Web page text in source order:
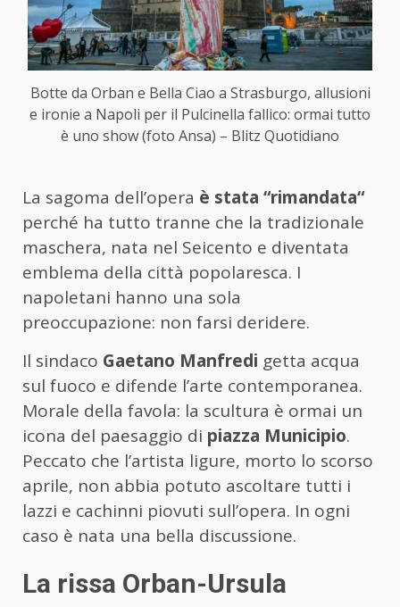
Botte da Orban e Bella Ciao a Strasburgo, allusioni
e ironie a Napoli per il Pulcinella fallico: ormai tutto
è uno show (foto Ansa) – Blitz Quotidiano
La sagoma dell’opera è stata “rimandata“
perché ha tutto tranne che la tradizionale
maschera, nata nel Seicento e diventata
emblema della città popolaresca. I
napoletani hanno una sola
preoccupazione: non farsi deridere.
Il sindaco Gaetano Manfredi getta acqua
sul fuoco e difende l’arte contemporanea.
Morale della favola: la scultura è ormai un
icona del paesaggio di piazza Municipio.
Peccato che l’artista ligure, morto lo scorso
aprile, non abbia potuto ascoltare tutti i
lazzi e cachinni piovuti sull’opera. In ogni
caso è nata una bella discussione.
La rissa Orban-Ursula